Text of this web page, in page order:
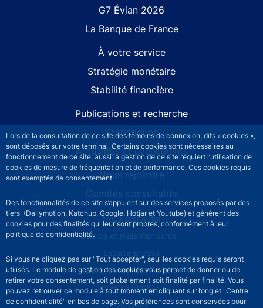
Lors de la consultation de ce site des témoins de connexion, dits « cookies »,
sont déposés sur votre terminal. Certains cookies sont nécessaires au
fonctionnement de ce site, aussi la gestion de ce site requiert l’utilisation de
cookies de mesure de fréquentation et de performance. Ces cookies requis
sont exemptés de consentement.
Des fonctionnalités de ce site s’appuient sur des services proposés par des
tiers (Dailymotion, Katchup, Google, Hotjar et Youtube) et génèrent des
cookies pour des finalités qui leur sont propres, conformément à leur
politique de confidentialité.
Si vous ne cliquez pas sur "Tout accepter", seul les cookies requis seront
utilisés. Le module de gestion des cookies vous permet de donner ou de
retirer votre consentement, soit globalement soit finalité par finalité. Vous
pouvez retrouver ce module à tout moment en cliquant sur l’onglet "Centre
de confidentialité" en bas de page. Vos préférences sont conservées pour
G7 Évian 2026
La Banque de France
À votre service
Stratégie monétaire
Stabilité financière
Publications et recherche
Statistiques
Actualités et événements
Nous rejoindre
Comités consultatifs
Footer secondary menuNous contacter
Sourds et malentendants
Espace presse
La direction des Achats
Services Publics +
Glossaire